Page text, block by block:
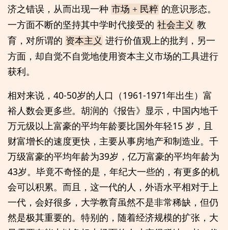
济之错误，从而出现一种 市场 + 民粹 的意识形态。
一方面不断的坚持其中学时代接受的 社会主义 教
育，对所谓的 资本主义 进行价值观上的批判，另一
方面，却自觉不自觉地使用资本主义市场的工具进行
获利。
相对来说，40-50岁的人口（1961-1971年出生）富
裕人数会更多些。胡润的《报告》显示，中国内地千
万元级以上富豪的平均年龄要比国外年轻15 岁，且
财富增长的速度更快，主要从事房地产和制造业。千
万级富豪的平均年龄为39岁，亿万富豪的平均年龄为
43岁。毕竟不奇怪的是，年纪大一些的，有更多的机
会可以积累。而且，这一代的人，外语水平相对于上
一代，会好很多，大学教育虽然不是非常稀缺，但仍
然是极其重要的。特别的，随着经济规模的扩张，大